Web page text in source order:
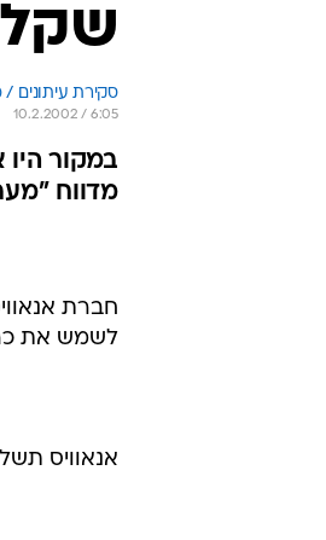
שקל 6,000 מ"ר בפארק אזורים
סקירת עיתונים /
10.2.2002 / 6:05
במקור
מדווח
לשמש את
אנאוויס תשלם 13.5 דולר למ"ר. פארק אזורים בפתח תקווה מוקם על ידי